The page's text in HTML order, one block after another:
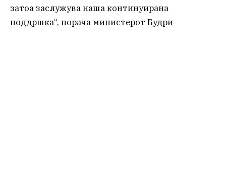
затоа заслужува наша континуирана
поддршка“, порача министерот Будри